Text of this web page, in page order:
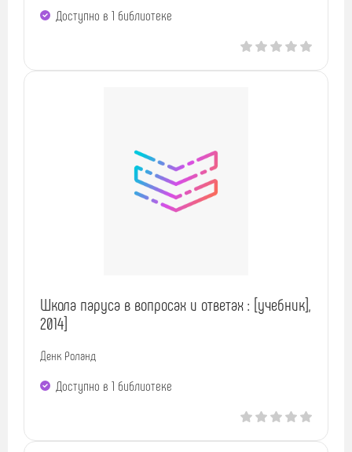
Доступно в 1 библиотекe
Школа паруса в вопросах и ответах : [учебник],
2014]
Денк Роланд
Доступно в 1 библиотекe